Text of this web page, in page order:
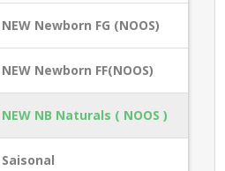
NEW Newborn FG (NOOS)
NEW Newborn FF(NOOS)
NEW NB Naturals ( NOOS )
Saisonal